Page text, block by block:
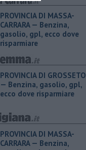
PROVINCIA DI MASSA-
CARRARA — ​Benzina,
gasolio, gpl, ecco dove
risparmiare
PROVINCIA DI GROSSETO
— ​Benzina, gasolio, gpl,
ecco dove risparmiare
PROVINCIA DI MASSA-
CARRARA — ​Benzina,